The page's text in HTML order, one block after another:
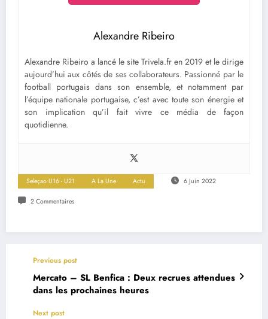
Alexandre Ribeiro
Alexandre Ribeiro a lancé le site Trivela.fr en 2019 et le dirige
aujourd’hui aux côtés de ses collaborateurs. Passionné par le
football portugais dans son ensemble, et notamment par
l’équipe nationale portugaise, c’est avec toute son énergie et
son implication qu’il fait vivre ce média de façon
quotidienne.
Seleçao U16 - U21 A La Une Actu 6 Juin 2022
2 Commentaires
Previous post
Mercato – SL Benfica : Deux recrues attendues
dans les prochaines heures
Next post